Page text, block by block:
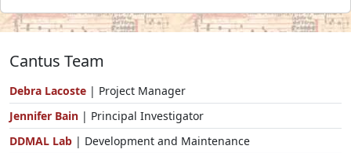
Cantus Team
Debra Lacoste | Project Manager
Jennifer Bain | Principal Investigator
DDMAL Lab | Development and Maintenance